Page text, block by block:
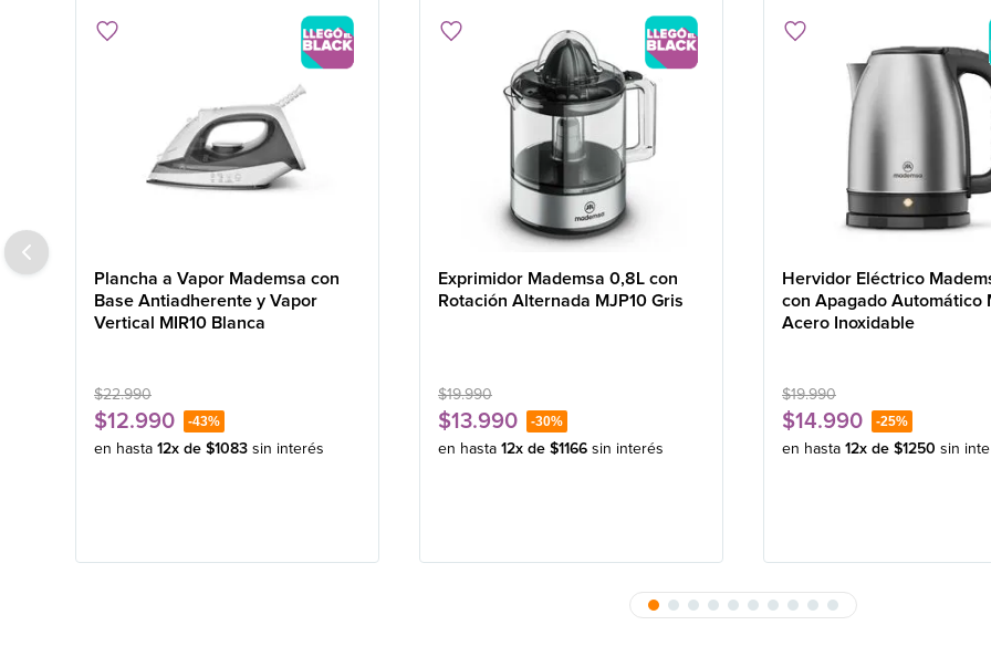
Plancha a Vapor Mademsa con
Base Antiadherente y Vapor
Vertical MIR10 Blanca
$22.990
$12.990 -43%
en hasta 12x de $1083 sin interés
Exprimidor Mademsa 0,8L con
Rotación Alternada MJP10 Gris
$19.990
$13.990 -30%
en hasta 12x de $1166 sin interés
Hervidor Eléctrico
con Apagado Automático
Acero Inoxidable
$19.990
$14.990 -25%
en hasta 12x de $1250 sin